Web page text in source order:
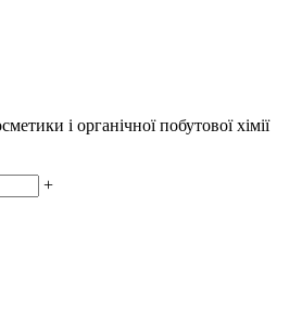
і органічної побутової хімії
+